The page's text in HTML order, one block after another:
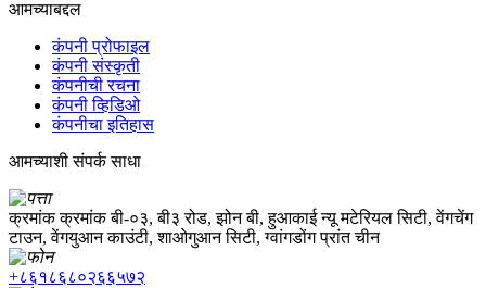
आमच्याबद्दल
कंपनी प्रोफाइल
कंपनी संस्कृती
कंपनीची रचना
कंपनी व्हिडिओ
कंपनीचा इतिहास
आमच्याशी संपर्क साधा
क्रमांक क्रमांक बी-०३, बी३ रोड, झोन बी, हुआकाई न्यू मटेरियल सिटी, वेंगचेंग
टाउन, वेंगयुआन काउंटी, शाओगुआन सिटी, ग्वांगडोंग प्रांत चीन
+८६१८६८०२६६५७२